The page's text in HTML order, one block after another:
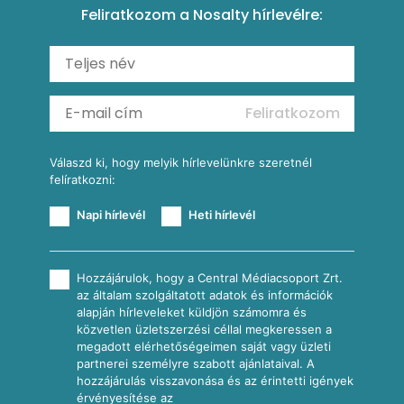
Carbonara
Shakshuka
Ratatouille
Mexikói húsleves kukorica salsával
Almás-kéksajtos kukoricasaláta
Köretek
Reggeli receptek
Feliratkozom a Nosalty hírlevélre:
Feliratkozom
Válaszd ki, hogy melyik hírlevelünkre szeretnél
felíratkozni:
Napi hírlevél Heti hírlevél
Hozzájárulok, hogy a Central Médiacsoport Zrt.
az általam szolgáltatott adatok és információk
alapján hírleveleket küldjön számomra és
közvetlen üzletszerzési céllal megkeressen a
megadott elérhetőségeimen saját vagy üzleti
partnerei személyre szabott ajánlataival. A
hozzájárulás visszavonása és az érintetti igények
érvényesítése az